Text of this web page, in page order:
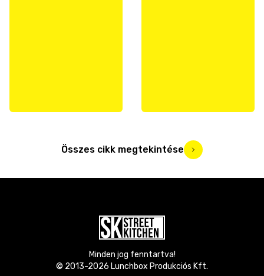
Összes cikk megtekintése
Minden jog fenntartva!
© 2013-2026 Lunchbox Produkciós Kft.